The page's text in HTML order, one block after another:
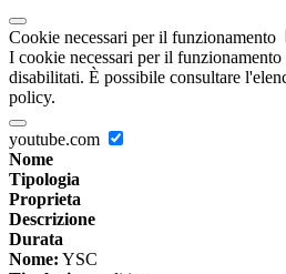
Cookie necessari per il funzionamento
I cookie necessari per il funzionamento
disabilitati. È possibile consultare
policy.
youtube.com
Nome
Tipologia
Proprieta
Descrizione
Durata
Nome: YSC